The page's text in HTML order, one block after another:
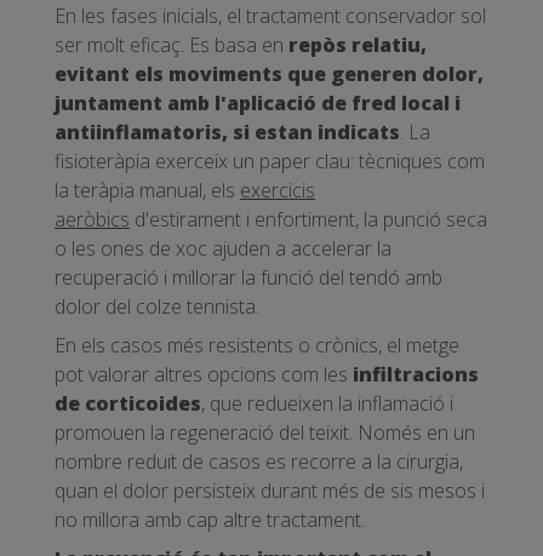
En les fases inicials, el tractament conservador sol
ser molt eficaç. Es basa en repòs relatiu,
evitant els moviments que generen dolor,
juntament amb l'aplicació de fred local i
antiinflamatoris, si estan indicats. La
fisioteràpia exerceix un paper clau: tècniques com
la teràpia manual, els exercicis
aeròbics d'estirament i enfortiment, la punció seca
o les ones de xoc ajuden a accelerar la
recuperació i millorar la funció del tendó amb
dolor del colze tennista.
En els casos més resistents o crònics, el metge
pot valorar altres opcions com les infiltracions
de corticoides, que redueixen la inflamació i
promouen la regeneració del teixit. Només en un
nombre reduït de casos es recorre a la cirurgia,
quan el dolor persisteix durant més de sis mesos i
no millora amb cap altre tractament.